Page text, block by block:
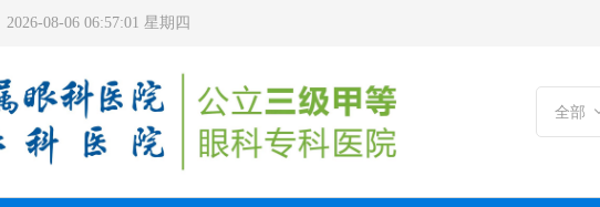
2026-08-06 06:57:02 星期四
全部